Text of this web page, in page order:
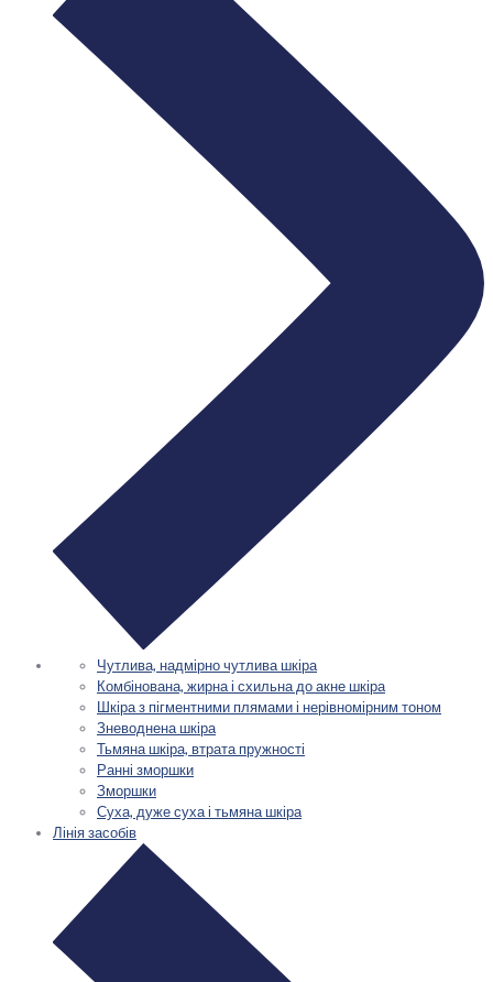
Чутлива, надмірно чутлива шкіра
Комбінована, жирна і схильна до акне шкіра
Шкіра з пігментними плямами і нерівномірним тоном
Зневоднена шкіра
Тьмяна шкіра, втрата пружності
Ранні зморшки
Зморшки
Суха, дуже суха і тьмяна шкіра
Лінія засобів